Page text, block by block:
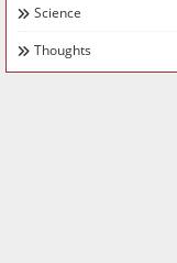
Science
Thoughts